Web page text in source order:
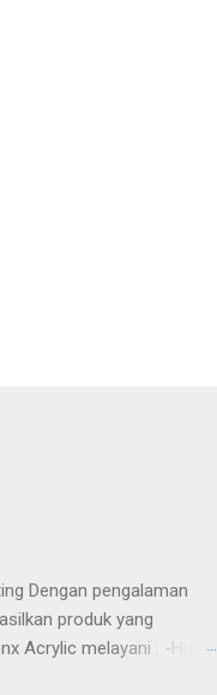
Dengan pengalaman
produk yang
Acrylic melayani : -Huruf